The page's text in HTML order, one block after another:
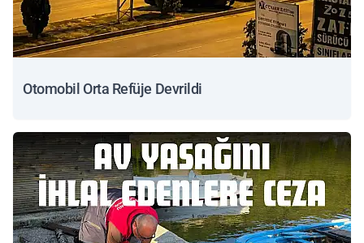
Otomobil Orta Refüje Devrildi